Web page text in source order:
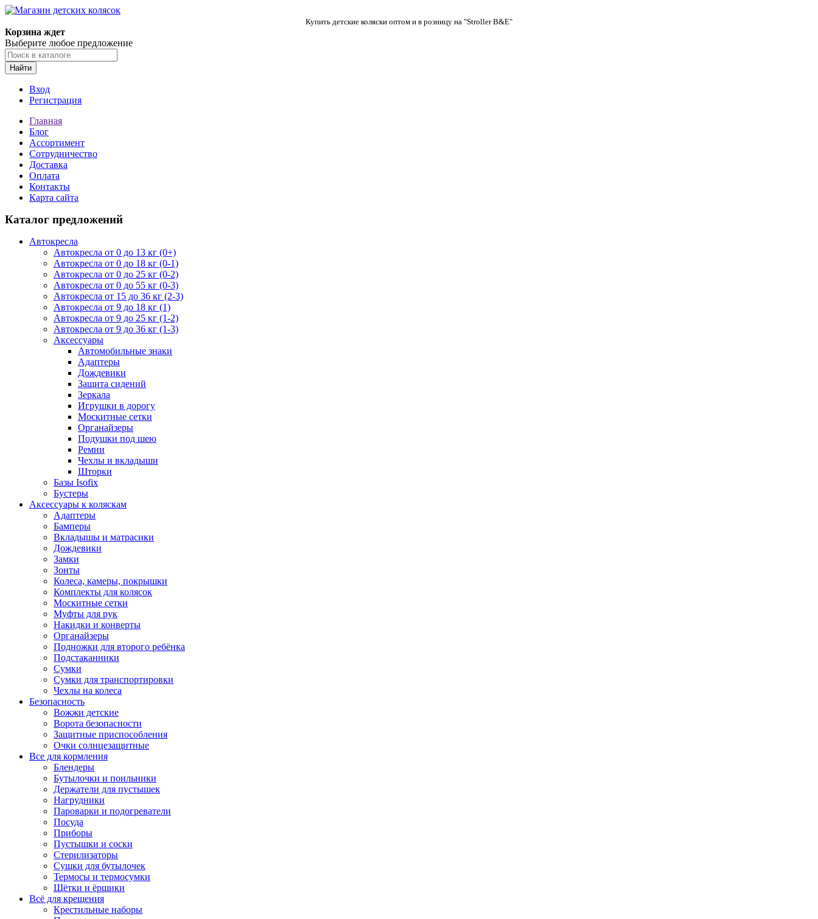
Купить детские коляски оптом и в розницу на "Stroller B&E"
Корзина ждет
Выберите любое предложение
Найти
Вход
Регистрация
Главная
Блог
Ассортимент
Сотрудничество
Доставка
Оплата
Контакты
Карта сайта
Каталог предложений
Автокресла
Автокресла от 0 до 13 кг (0+)
Автокресла от 0 до 18 кг (0-1)
Автокресла от 0 до 25 кг (0-2)
Автокресла от 0 до 55 кг (0-3)
Автокресла от 15 до 36 кг (2-3)
Автокресла от 9 до 18 кг (1)
Автокресла от 9 до 25 кг (1-2)
Автокресла от 9 до 36 кг (1-3)
Аксессуары
Автомобильные знаки
Адаптеры
Дождевики
Защита сидений
Зеркала
Игрушки в дорогу
Москитные сетки
Органайзеры
Подушки под шею
Ремни
Чехлы и вкладыши
Шторки
Базы Isofix
Бустеры
Аксессуары к коляскам
Адаптеры
Бамперы
Вкладышы и матрасики
Дождевики
Замки
Зонты
Колеса, камеры, покрышки
Комплекты для колясок
Москитные сетки
Муфты для рук
Накидки и конверты
Органайзеры
Подножки для второго ребёнка
Подстаканники
Сумки
Сумки для транспортировки
Чехлы на колеса
Безопасность
Вожжи детские
Ворота безопасности
Защитные приспособления
Очки солнцезащитные
Все для кормления
Блендеры
Бутылочки и поильники
Держатели для пустышек
Нагрудники
Пароварки и подогреватели
Посуда
Приборы
Пустышки и соски
Стерилизаторы
Сушки для бутылочек
Термосы и термосумки
Щётки и ёршики
Всё для крещения
Крестильные наборы